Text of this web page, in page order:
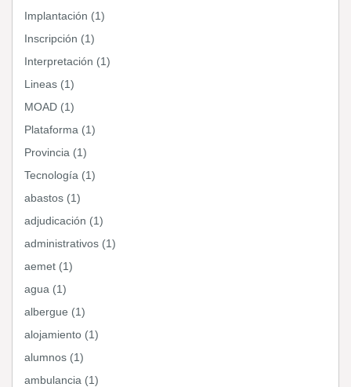
Implantación (1)
Inscripción (1)
Interpretación (1)
Lineas (1)
MOAD (1)
Plataforma (1)
Provincia (1)
Tecnología (1)
abastos (1)
adjudicación (1)
administrativos (1)
aemet (1)
agua (1)
albergue (1)
alojamiento (1)
alumnos (1)
ambulancia (1)